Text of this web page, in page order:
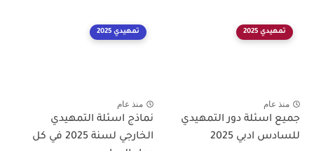
تمهيدي 2025
منذ عام
جميع اسئلة دور التمهيدي
للسادس ادبي 2025
تمهيدي 2025
منذ عام
نماذج اسئلة التمهيدي
الخارجي لسنة 2025 في كل